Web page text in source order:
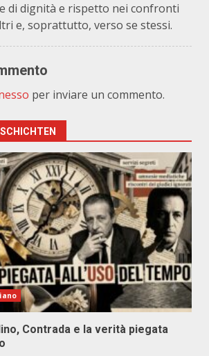
di dignità e rispetto nei confronti
e, soprattutto, verso se stessi.
per inviare un commento.
Contrada e la verità piegata